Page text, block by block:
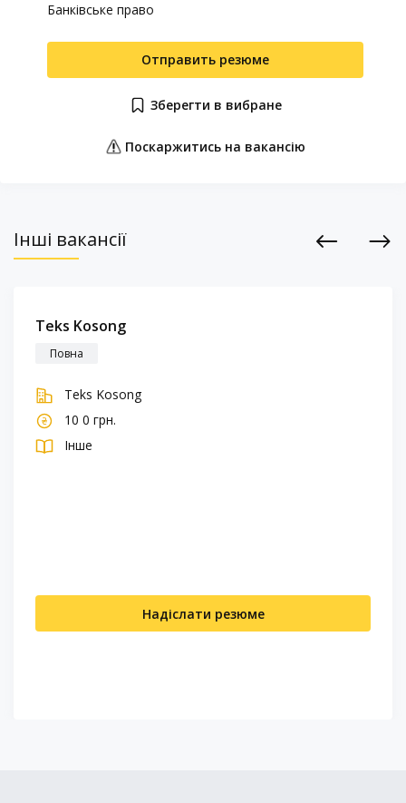
Банківське право
Отправить резюме
Зберегти в вибране
Поскаржитись на вакансію
Інші вакансії
Teks Kosong
Повна
Teks Kosong
10 0 грн.
Інше
Надіслати резюме